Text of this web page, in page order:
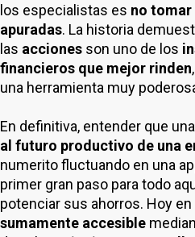
los especialistas es no
apuradas. La historia
las acciones son uno de los
financieros que mejor rinden
una herramienta muy
En definitiva, entender que una
al futuro productivo de una
numerito fluctuando en una
primer gran paso para todo
potenciar sus ahorros. Hoy en
sumamente accesible